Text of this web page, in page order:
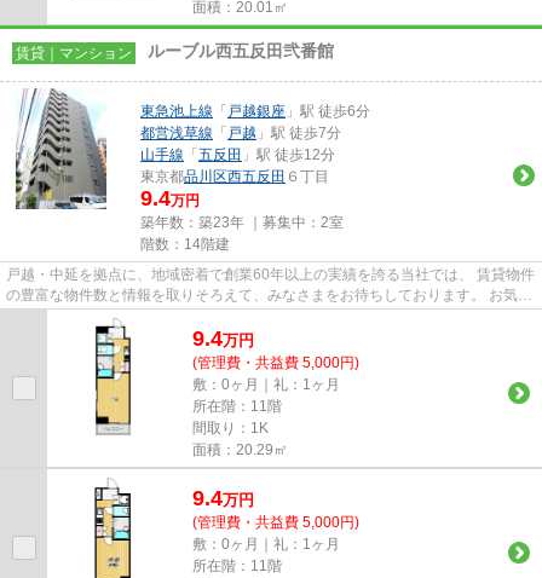
面積：20.01㎡
賃貸｜マンション ルーブル西五反田弐番館
東急池上線 「 戸越銀座 」駅 徒歩6分
都営浅草線 「 戸越 」駅 徒歩7分
山手線 「 五反田 」駅 徒歩12分
東京都品川区西五反田 ６丁目
9.4万円
築年数：築23年 ｜募集中： 2室
階数：14階建
戸越・中延を拠点に、地域密着で創業60年以上の実績を誇る当社では、 賃貸物件
の豊富な物件数と情報を取りそろえて、みなさまをお待ちしております。 お気軽
にお問い合わせください。
9.4万円
(管理費・共益費 5,000円)
敷：0ヶ月｜礼：1ヶ月
所在階：11階
間取り：1K
面積：20.29㎡
9.4万円
(管理費・共益費 5,000円)
敷：0ヶ月｜礼：1ヶ月
所在階：11階